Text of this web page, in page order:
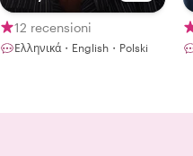
12 recensioni
Ελληνικά・English・Polski